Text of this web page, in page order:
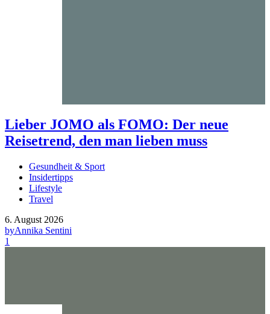
Lieber JOMO als FOMO: Der neue
Reisetrend, den man lieben muss
Gesundheit & Sport
Insidertipps
Lifestyle
Travel
6. August 2026
byAnnika Sentini
1